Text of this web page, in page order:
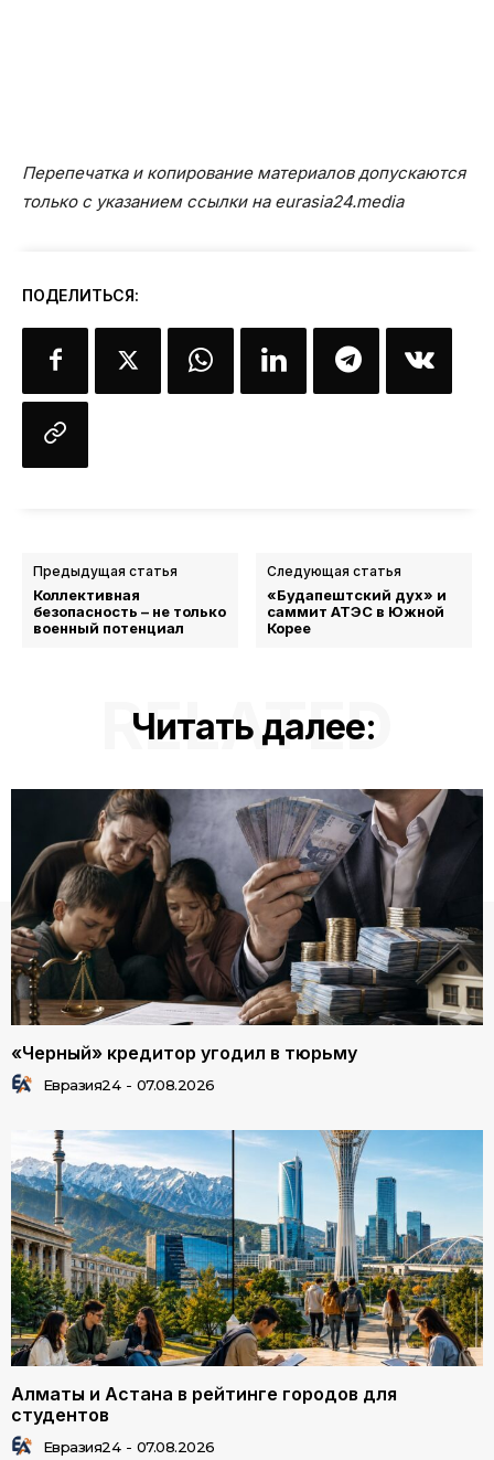
Перепечатка и копирование материалов допускаются
только с указанием ссылки на eurasia24.media
ПОДЕЛИТЬСЯ:
Предыдущая статья
Коллективная
безопасность – не только
военный потенциал
Следующая статья
«Будапештский дух» и
саммит АТЭС в Южной
Корее
Читать далее:
RELATED
«Черный» кредитор угодил в тюрьму
Евразия24 - 07.08.2026
Алматы и Астана в рейтинге городов для
студентов
Евразия24 - 07.08.2026